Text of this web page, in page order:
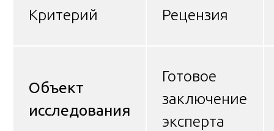
Критерий Рецензия
Объект
исследования
Готовое
заключение
эксперта